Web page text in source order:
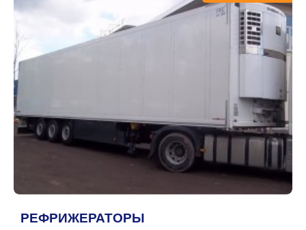
РЕФРИЖЕРАТОРЫ